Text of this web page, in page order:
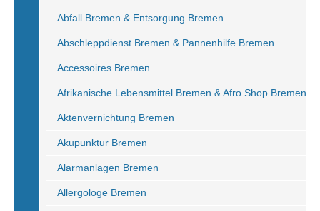
Abfall Bremen & Entsorgung Bremen
Abschleppdienst Bremen & Pannenhilfe Bremen
Accessoires Bremen
Afrikanische Lebensmittel Bremen & Afro Shop Bremen
Aktenvernichtung Bremen
Akupunktur Bremen
Alarmanlagen Bremen
Allergologe Bremen